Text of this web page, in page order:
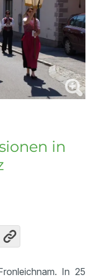
in
In 25